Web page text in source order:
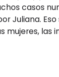
casos
Juliana.
mujeres, las